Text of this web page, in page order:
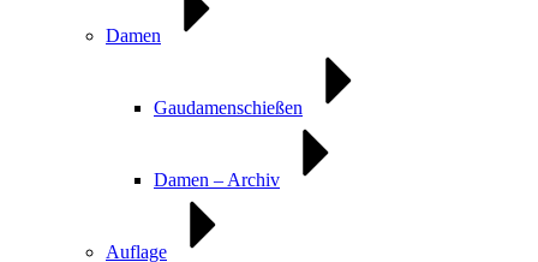
Damen
Gaudamenschießen
Damen – Archiv
Auflage